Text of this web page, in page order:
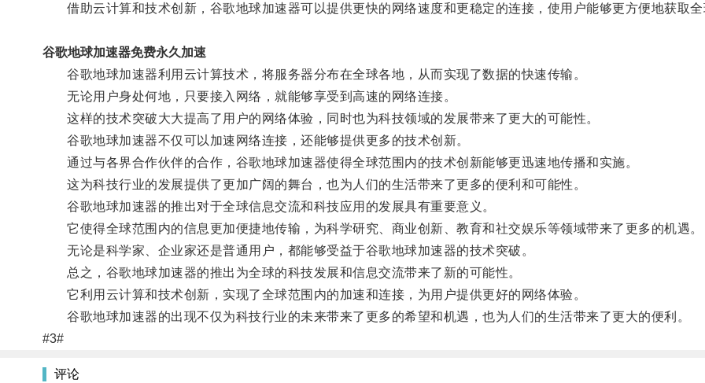
借助云计算和技术创新，谷歌地球加速器可以提供更快的网络速度和更稳定的连接，使用户能够更方便地获取全
谷歌地球加速器免费永久加速
谷歌地球加速器利用云计算技术，将服务器分布在全球各地，从而实现了数据的快速传输。
无论用户身处何地，只要接入网络，就能够享受到高速的网络连接。
这样的技术突破大大提高了用户的网络体验，同时也为科技领域的发展带来了更大的可能性。
谷歌地球加速器不仅可以加速网络连接，还能够提供更多的技术创新。
通过与各界合作伙伴的合作，谷歌地球加速器使得全球范围内的技术创新能够更迅速地传播和实施。
这为科技行业的发展提供了更加广阔的舞台，也为人们的生活带来了更多的便利和可能性。
谷歌地球加速器的推出对于全球信息交流和科技应用的发展具有重要意义。
它使得全球范围内的信息更加便捷地传输，为科学研究、商业创新、教育和社交娱乐等领域带来了更多的机遇。
无论是科学家、企业家还是普通用户，都能够受益于谷歌地球加速器的技术突破。
总之，谷歌地球加速器的推出为全球的科技发展和信息交流带来了新的可能性。
它利用云计算和技术创新，实现了全球范围内的加速和连接，为用户提供更好的网络体验。
谷歌地球加速器的出现不仅为科技行业的未来带来了更多的希望和机遇，也为人们的生活带来了更大的便利。
#3#
评论